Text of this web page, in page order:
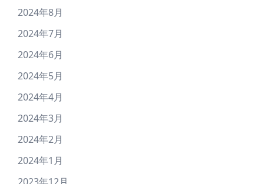
2024年8月
2024年7月
2024年6月
2024年5月
2024年4月
2024年3月
2024年2月
2024年1月